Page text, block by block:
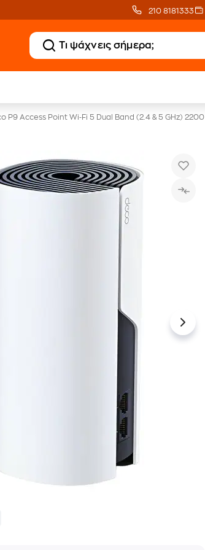
210 8181333
P9 Access Point Wi‑Fi 5 Dual Band (2.4 & 5 GHz)